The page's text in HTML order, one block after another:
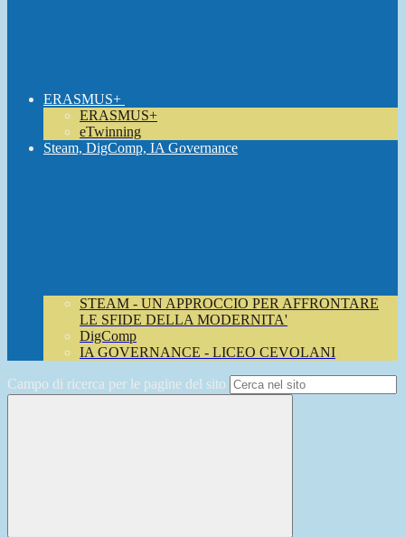
ERASMUS+
ERASMUS+
eTwinning
Steam, DigComp, IA Governance
STEAM - UN APPROCCIO PER AFFRONTARE
LE SFIDE DELLA MODERNITA'
DigComp
IA GOVERNANCE - LICEO CEVOLANI
Campo di ricerca per le pagine del sito